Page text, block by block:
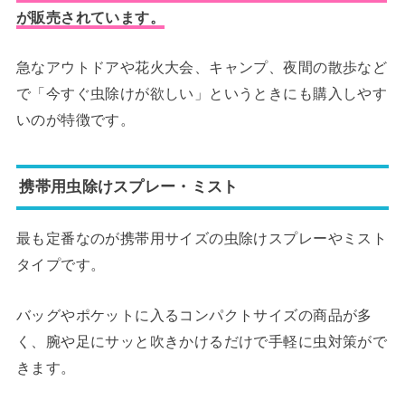
が販売されています。
急なアウトドアや花火大会、キャンプ、夜間の散歩など
で「今すぐ虫除けが欲しい」というときにも購入しやす
いのが特徴です。
携帯用虫除けスプレー・ミスト
最も定番なのが携帯用サイズの虫除けスプレーやミスト
タイプです。
バッグやポケットに入るコンパクトサイズの商品が多
く、腕や足にサッと吹きかけるだけで手軽に虫対策がで
きます。